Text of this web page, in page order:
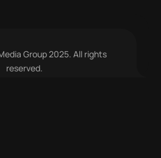
Group 2025. All rights
reserved.